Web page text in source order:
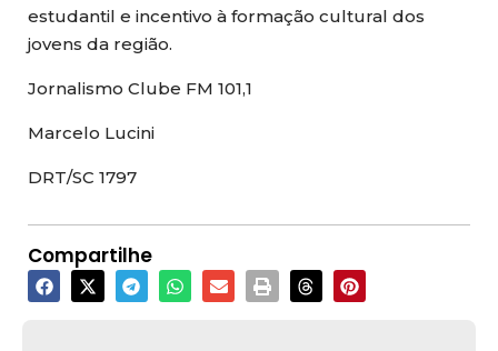
estudantil e incentivo à formação cultural dos
jovens da região.
Jornalismo Clube FM 101,1
Marcelo Lucini
DRT/SC 1797
Compartilhe